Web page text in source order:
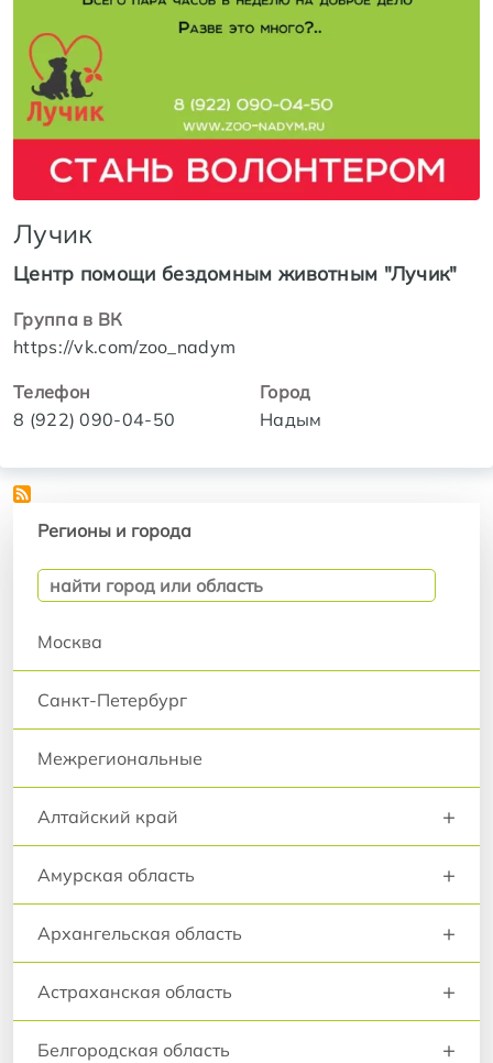
Лучик
Центр помощи бездомным животным "Лучик"
Группа в ВК
https://vk.com/zoo_nadym
Телефон
8 (922) 090-04-50
Город
Надым
Регионы и города
Москва
Санкт-Петербург
Межрегиональные
Алтайский край +
Амурская область +
Архангельская область +
Астраханская область +
Белгородская область +